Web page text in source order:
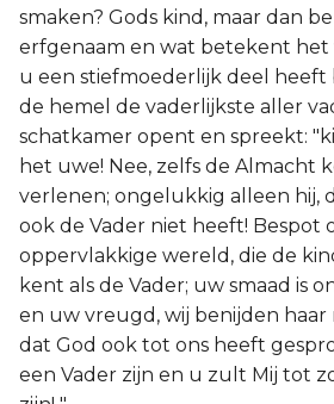
smaken? Gods kind, maar dan
erfgenaam en wat betekent het
u een stiefmoederlijk deel heeft
de hemel de vaderlijkste aller
schatkamer opent en spreekt:
het uwe! Nee, zelfs de Almacht
verlenen; ongelukkig alleen hij,
ook de Vader niet heeft! Bespot
oppervlakkige wereld, die de
kent als de Vader; uw smaad is
en uw vreugd, wij benijden haar
dat God ook tot ons heeft
een Vader zijn en u zult Mij tot